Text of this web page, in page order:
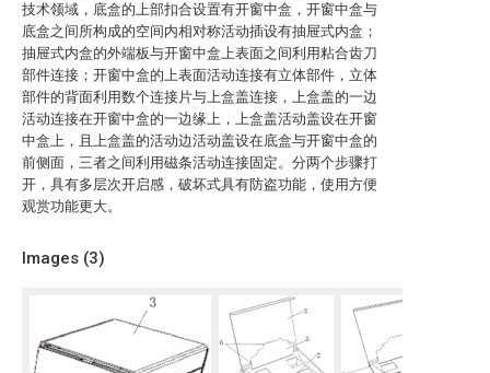
技术领域，底盒的上部扣合设置有开窗中盒，开窗中盒与
底盒之间所构成的空间内相对称活动插设有抽屉式内盒；
抽屉式内盒的外端板与开窗中盒上表面之间利用粘合齿刀
部件连接；开窗中盒的上表面活动连接有立体部件，立体
部件的背面利用数个连接片与上盒盖连接，上盒盖的一边
活动连接在开窗中盒的一边缘上，上盒盖活动盖设在开窗
中盒上，且上盒盖的活动边活动盖设在底盒与开窗中盒的
前侧面，三者之间利用磁条活动连接固定。分两个步骤打
开，具有多层次开启感，破坏式具有防盗功能，使用方便
观赏功能更大。
Images (3)